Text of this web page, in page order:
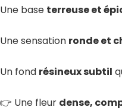
Une base terreuse et
Une sensation ronde et
Un fond résineux subtil
👉 Une fleur dense,